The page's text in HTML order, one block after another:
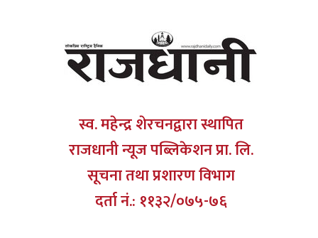
स्व. महेन्द्र शेरचनद्वारा स्थापित
राजधानी न्यूज पब्लिकेशन प्रा. लि.
सूचना तथा प्रशारण विभाग
दर्ता नं.: ११३२/०७५-७६